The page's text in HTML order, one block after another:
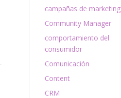
campañas de marketing
Community Manager
comportamiento del
consumidor
Comunicación
Content
CRM